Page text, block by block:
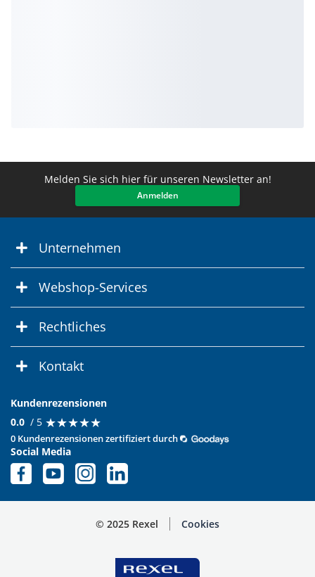
Melden Sie sich hier für unseren Newsletter an!
Anmelden
Unternehmen
Webshop-Services
Rechtliches
Kontakt
Kundenrezensionen
0.0 / 5 ★★★★★
★★★★★
0 Kundenrezensionen zertifiziert durch
Social Media
© 2025 Rexel Cookies